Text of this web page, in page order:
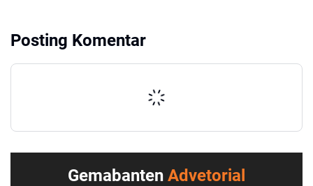
Posting Komentar
Gemabanten Advetorial